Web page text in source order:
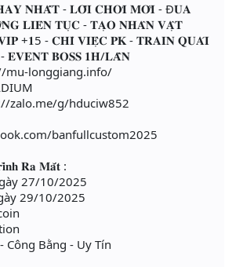
𝐍𝐇𝐀̂́𝐓 - 𝐋𝐎̂́𝐈 𝐂𝐇𝐎̛𝐈 𝐌𝐎̛́𝐈 - Đ𝐔𝐀
𝐋𝐈𝐄̂𝐍 𝐓𝐔̣𝐂 - 𝐓𝐀̣𝐎 𝐍𝐇𝐀̂𝐍 𝐕𝐀̣̂𝐓
+𝟏5 - 𝐂𝐇𝐈̉ 𝐕𝐈𝐄̣̂𝐂 𝐏𝐊 - 𝐓𝐑𝐀𝐈𝐍 𝐐𝐔𝐀́𝐈
𝐄𝐕𝐄𝐍𝐓 𝐁𝐎𝐒𝐒 𝟏𝐇/𝐋𝐀̂̀𝐍
mu-longgiang.info/
zalo.me/g/hduciw852
banfullcustom2025
𝐑𝐚 𝐌𝐚̆́𝐭 :
27/10/2025
29/10/2025
Công Bằng - Uy Tín